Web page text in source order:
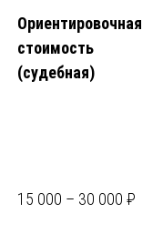
Ориентировочная
стоимость
(судебная)
15 000 – 30 000 ₽